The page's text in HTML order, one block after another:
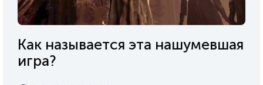
Как называется эта нашумевшая
игра?